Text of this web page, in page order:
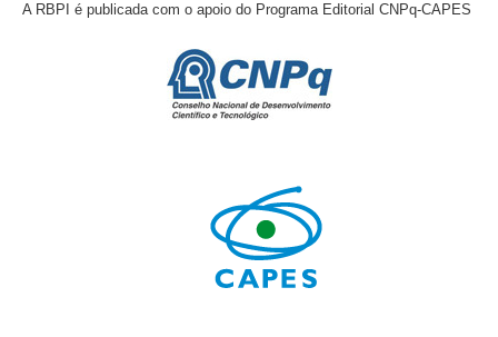
A RBPI é publicada com o apoio do Programa Editorial CNPq-CAPES